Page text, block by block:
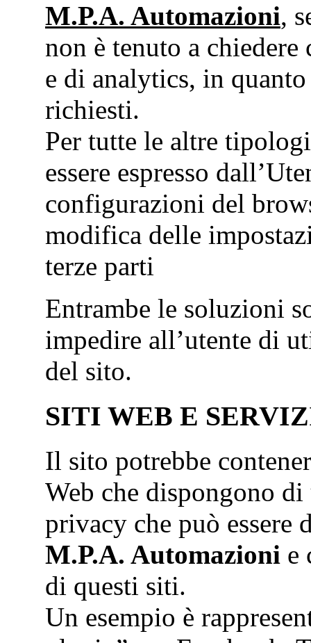
M.P.A. Automazioni,
non è tenuto a
e di analytics, in
richiesti.
Per tutte le altre
essere espresso
configurazioni del
modifica delle
terze parti
Entrambe le soluzioni
impedire all’utente di
del sito.
SITI WEB E
Il sito potrebbe
Web che dispongono
privacy che può essere
M.P.A. Automazioni e
di questi siti.
Un esempio è